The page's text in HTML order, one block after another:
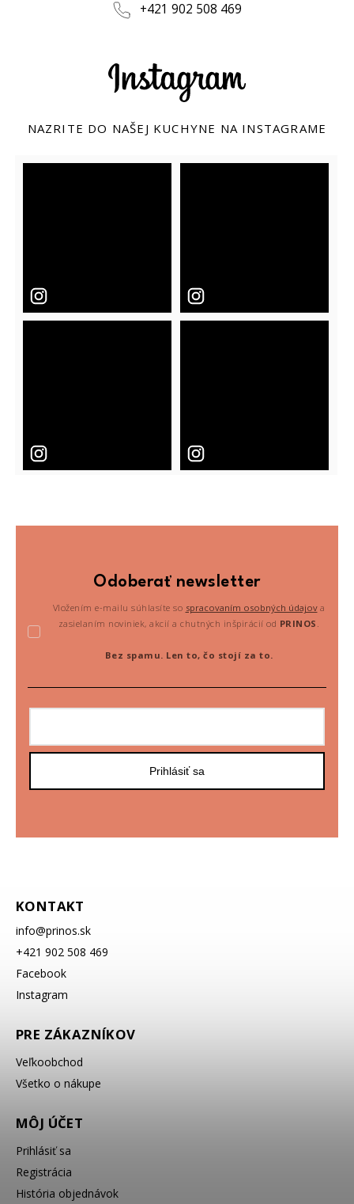
+421 902 508 469
KONTAKT
info@prinos.sk
+421 902 508 469
Facebook
Instagram
PRE ZÁKAZNÍKOV
Veľkoobchod
Všetko o nákupe
MÔJ ÚČET
Prihlásiť sa
Registrácia
História objednávok
Odoberať newsletter
Vložením e-mailu súhlasíte so spracovaním osobných údajova
zasielaním noviniek, akcií a chutných inšpirácií od PRINOS
Bez spamu. Len to, čo stojí za to.
Prihlásiť sa